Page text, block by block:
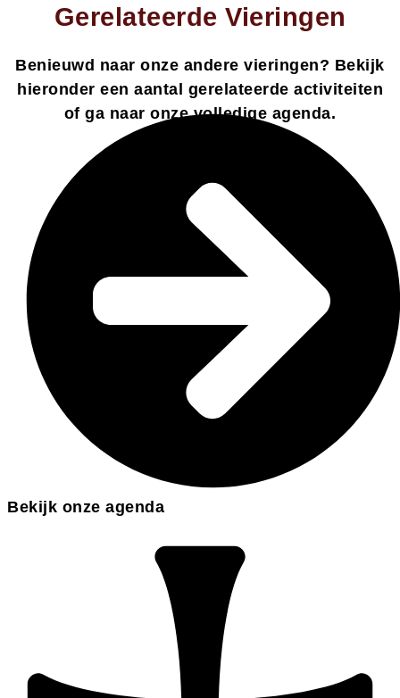
Gerelateerde Vieringen
Benieuwd naar onze andere vieringen? Bekijk
hieronder een aantal gerelateerde activiteiten
of ga naar onze volledige agenda.
Bekijk onze agenda